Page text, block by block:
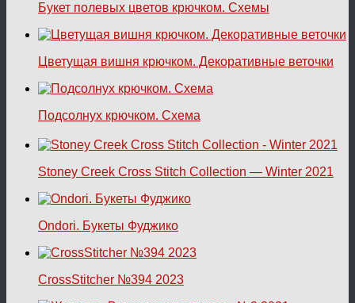
Букет полевых цветов крючком. Схемы
Цветущая вишня крючком. Декоративные веточки
Подсолнух крючком. Схема
Stoney Creek Cross Stitch Collection — Winter 2021
Ondori. Букеты Фуджико
CrossStitcher №394 2023